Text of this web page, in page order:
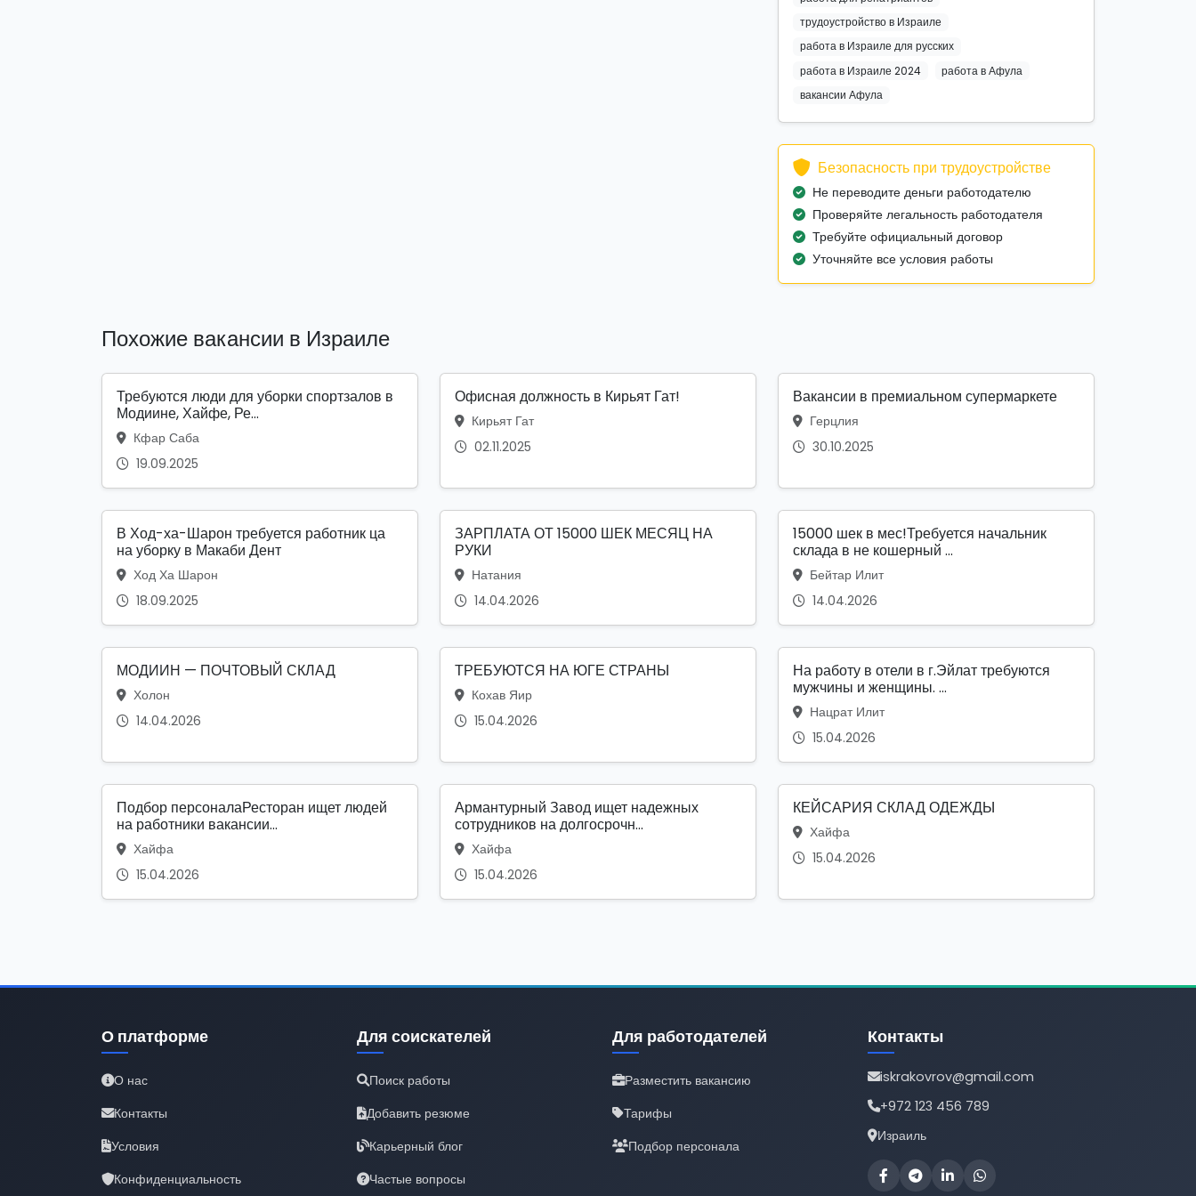
трудоустройство в Израиле
работа в Израиле для русских
работа в Израиле 2024
работа в Афула
вакансии Афула
Безопасность при трудоустройстве
Не переводите деньги работодателю
Проверяйте легальность работодателя
Требуйте официальный договор
Уточняйте все условия работы
Похожие вакансии в Израиле
Требуются люди для уборки спортзалов в
Модиине, Хайфе, Ре...
Кфар Саба
19.09.2025
Офисная должность в Кирьят Гат!
Кирьят Гат
02.11.2025
Вакансии в премиальном супермаркете
Герцлия
30.10.2025
В Ход-ха-Шарон требуется работник ца
на уборку в Макаби Дент
Ход Ха Шарон
18.09.2025
ЗАРПЛАТА ОТ 15000 ШЕК МЕСЯЦ НА
РУКИ
Натания
14.04.2026
15000 шек в мес!Требуется начальник
склада в не кошерный ...
Бейтар Илит
14.04.2026
МОДИИН — ПОЧТОВЫЙ СКЛАД
Холон
14.04.2026
ТРЕБУЮТСЯ НА ЮГЕ СТРАНЫ
Кохав Яир
15.04.2026
На работу в отели в г.Эйлат требуются
мужчины и женщины. ...
Нацрат Илит
15.04.2026
Подбор персоналаРесторан ищет людей
на работники вакансии...
Хайфа
15.04.2026
Армантурный Завод ищет надежных
сотрудников на долгосрочн...
Хайфа
15.04.2026
КЕЙСАРИЯ СКЛАД ОДЕЖДЫ
Хайфа
15.04.2026
О платформе
О нас
Контакты
Условия
Конфиденциальность
Для соискателей
Поиск работы
Добавить резюме
Карьерный блог
Частые вопросы
Для работодателей
Разместить вакансию
Тарифы
Подбор персонала
Контакты
iskrakovrov@gmail.com
+972 123 456 789
Израиль